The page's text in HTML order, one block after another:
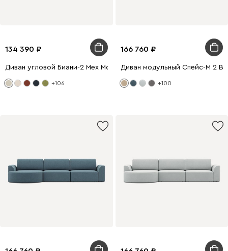
134 390
Диван угловой Биани-2 Мех Молочный
+106
166 760
Диван модульный Спейс-М 2
+100